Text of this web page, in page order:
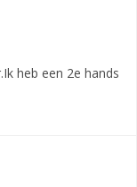
heb een 2e hands